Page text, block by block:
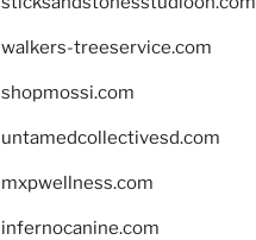
walkers-treeservice.com
shopmossi.com
untamedcollectivesd.com
mxpwellness.com
infernocanine.com